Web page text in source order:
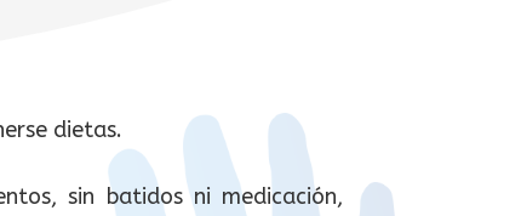
dietas.
sin batidos ni medicación,